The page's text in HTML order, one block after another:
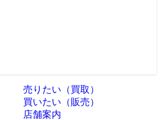
売りたい（買取）
買いたい（販売）
店舗案内